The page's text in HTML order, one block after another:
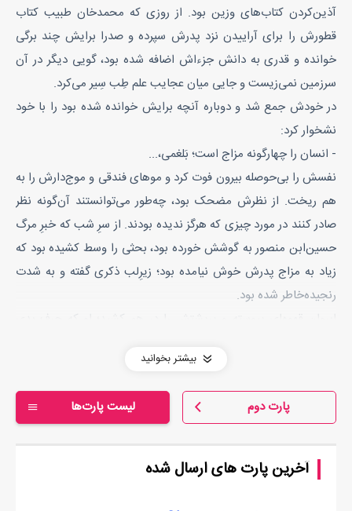
آذین‌کردن کتاب‌های وزین بود. از روزی که محمدخان طبیب کتاب
قطورش را برای آراییدن نزد پدرش سپرده و صدرا برایش چند برگی
خوانده و قدری به دانش جزء‌اش اضافه شده بود، گویی دیگر در آن
سرزمین نمی‌زیست و جایی میان عجایب علم طِب سِیر می‌کرد.
در خودش جمع شد و دوباره آنچه برایش خوانده شده بود را با خود
نشخوار کرد:
- انسان را چهارگونه مزاج است؛ بَلغمی،...
نفسش را بی‌حوصله بیرون فوت کرد و موهای فندقی و موج‌دارش را به
هم ریخت. از نظرش مضحک بود، چه‌طور می‌توانستند آن‌گونه نظر
صادر کنند در مورد چیزی که هرگز ندیده بودند. از سرِ شب که خبرِ مرگ
حسین‌ابن منصور به گوشش خورده بود، بحثی را وسط کشیده بود که
زیاد به مزاج پدرش خوش نیامده بود؛ زیرِلب ذکری گفته و به شدت
رنجیده‌خاطر شده بود.
بشکافد و ببیند درونش چه می‌گذرد. مادرش محکم بر گونه‌ی تُپل و
سفیدش کوبیده و مرگش را از خدا خواسته بود. پدرش گفته بود این
حرف‌ها همه نتیجه‌ی زمزمه‌های جدیدی‌ست که تازگی‌ها در این بِلاد به
این حرف‌ها نداشت؛ کنجکاوی داشت مغزش را چون موریانه
می‌جوید. دستش را بندِ شال سرمه‌ای که همچون کمربندی از شانه تا
کمرش بسته بود کرد و بالاخره تصمیمش را گرفت. خورشید که طلوع
بیشتر بخوانید
لیست پارت‌ها پارت دوم
آخرین پارت های ارسال شده